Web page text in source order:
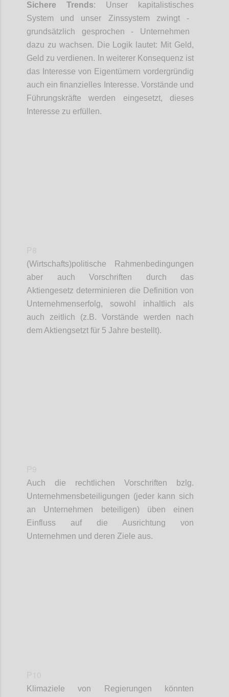
Sichere Trends: Unser kapitalistisches
System und unser Zinssystem zwingt-
grundsätzlich gesprochen - Unternehmen
dazu zu wachsen. Die Logik lautet: Mit Geld,
Geld zu verdienen. In weiterer Konsequenz ist
das Interesse von Eigentümern vordergründig
auch ein finanzielles Interesse. Vorstände und
Führungskräfte werden eingesetzt, dieses
Interesse zu erfüllen.
(Wirtschafts)politische Rahmenbedingungen
aber auch Vorschriften durch das
Aktiengesetz determinieren die Definition von
Unternehmenserfolg, sowohl inhaltlich als
auch zeitlich (z.B. Vorstände werden nach
dem Aktiengsetzt für 5 Jahre bestellt).
Auch die rechtlichen Vorschriften bzlg.
Unternehmensbeteiligungen (jeder kann sich
an Unternehmen beteiligen) üben einen
Einfluss aufdie Ausrichtung von
Unternehmen und deren Ziele aus.
Klimaziele von Regierungen könnten